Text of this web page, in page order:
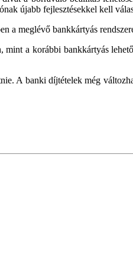
újabb fejlesztésekkel kell
a meglévő bankkártyás
mint a korábbi bankkártyás
A banki díjtételek még